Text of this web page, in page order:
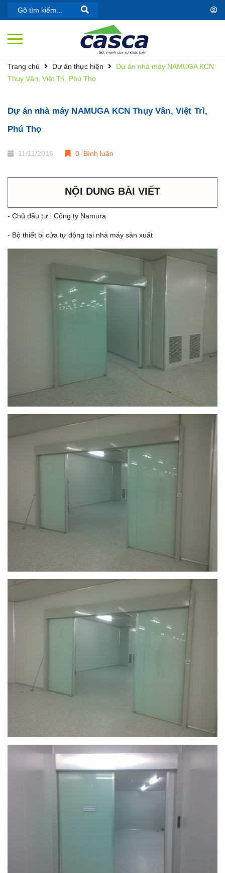
Trang chủ Dự án thực hiện
Dự án nhà máy NAMUGA KCN
Thụy Vân, Việt Trì, Phú Thọ
Dự án nhà máy NAMUGA KCN Thụy Vân, Việt Trì,
Phú Thọ
11/11/2016 0 Bình luận
NỘI DUNG BÀI VIẾT
- Chủ đầu tư : Công ty Namura
- Bộ thiết bị cửa tự động tại nhà máy sản xuất